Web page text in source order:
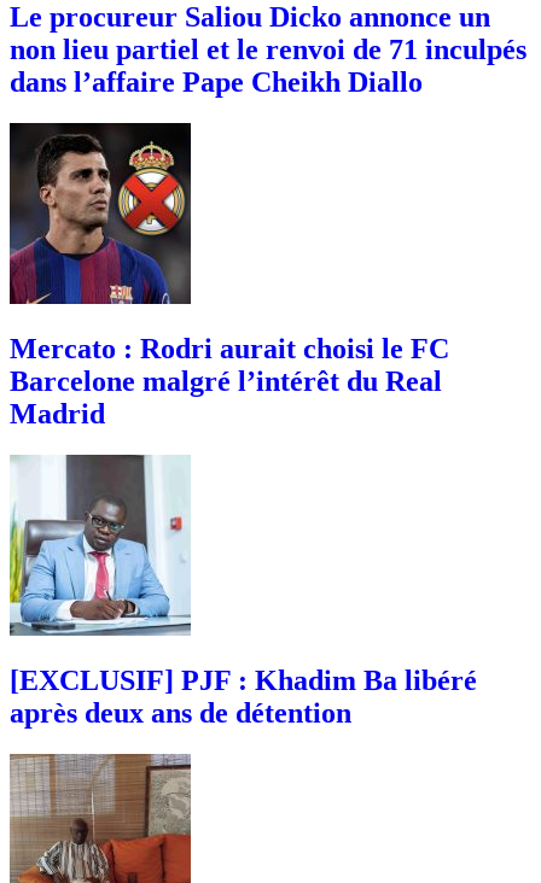
Le procureur Saliou Dicko annonce un
non lieu partiel et le renvoi de 71 inculpés
dans l’affaire Pape Cheikh Diallo
Mercato : Rodri aurait choisi le FC
Barcelone malgré l’intérêt du Real
Madrid
[EXCLUSIF] PJF : Khadim Ba libéré
après deux ans de détention